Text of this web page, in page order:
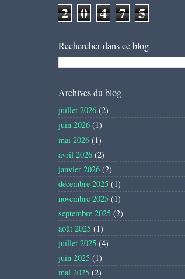
2 0 4 7 5
Rechercher dans ce blog
Archives du blog
juillet 2026 (2)
juin 2026 (1)
mai 2026 (1)
avril 2026 (2)
janvier 2026 (2)
décembre 2025 (1)
novembre 2025 (1)
septembre 2025 (2)
août 2025 (1)
juillet 2025 (4)
juin 2025 (1)
mai 2025 (2)